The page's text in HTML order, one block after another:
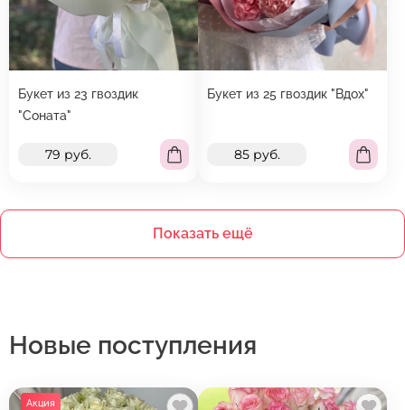
Букет из 23 гвоздик
"Соната"
79 руб.
Букет из 25 гвоздик "Вдох"
85 руб.
Показать ещё
Новые поступления
Акция